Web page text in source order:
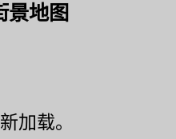
景地图
加载。